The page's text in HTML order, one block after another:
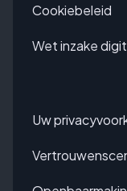
Cookiebeleid
Wet inzake
Uw